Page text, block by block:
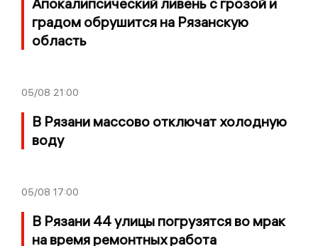
градом обрушится на Рязанскую
область
05/08 21:00
В Рязани массово отключат холодную
воду
05/08 17:00
В Рязани 44 улицы погрузятся во мрак
на время ремонтных работа